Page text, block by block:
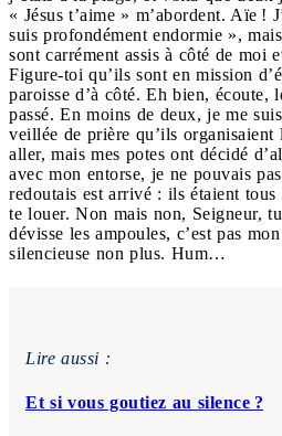
« Jésus t’aime » m’abordent. Aïe !
suis profondément endormie »,
sont carrément assis à côté de moi
Figure-toi qu’ils sont en mission
paroisse d’à côté. Eh bien, écoute,
passé. En moins de deux, je me
veillée de prière qu’ils
aller, mais mes potes ont décidé
avec mon entorse, je ne pouvais
redoutais est arrivé : ils étaient
te louer. Non mais non, Seigneur,
dévisse les ampoules, c’est pas
silencieuse non plus. Hum…
Lire aussi :
Et si vous goutiez au silence ?